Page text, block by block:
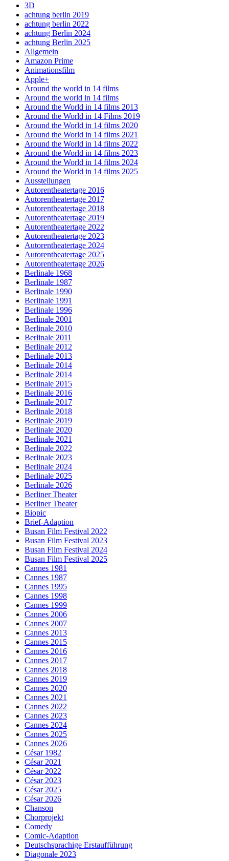
3D
achtung berlin 2019
achtung berlin 2022
achtung Berlin 2024
achtung Berlin 2025
Allgemein
Amazon Prime
Animationsfilm
Apple+
Around the world in 14 films
Around the world in 14 films
Around the World in 14 films 2013
Around the World in 14 Films 2019
Around the World in 14 films 2020
Around the World in 14 films 2021
Around the World in 14 films 2022
Around the World in 14 films 2023
Around the World in 14 films 2024
Around the World in 14 films 2025
Ausstellungen
Autorentheatertage 2016
Autorentheatertage 2017
Autorentheatertage 2018
Autorentheatertage 2019
Autorentheatertage 2022
Autorentheatertage 2023
Autorentheatertage 2024
Autorentheatertage 2025
Autorentheatertage 2026
Berlinale 1968
Berlinale 1987
Berlinale 1990
Berlinale 1991
Berlinale 1996
Berlinale 2001
Berlinale 2010
Berlinale 2011
Berlinale 2012
Berlinale 2013
Berlinale 2014
Berlinale 2014
Berlinale 2015
Berlinale 2016
Berlinale 2017
Berlinale 2018
Berlinale 2019
Berlinale 2020
Berlinale 2021
Berlinale 2022
Berlinale 2023
Berlinale 2024
Berlinale 2025
Berlinale 2026
Berliner Theater
Berliner Theater
Biopic
Brief-Adaption
Busan Film Festival 2022
Busan Film Festival 2023
Busan Film Festival 2024
Busan Film Festival 2025
Cannes 1981
Cannes 1987
Cannes 1995
Cannes 1998
Cannes 1999
Cannes 2006
Cannes 2007
Cannes 2013
Cannes 2015
Cannes 2016
Cannes 2017
Cannes 2018
Cannes 2019
Cannes 2020
Cannes 2021
Cannes 2022
Cannes 2023
Cannes 2024
Cannes 2025
Cannes 2026
César 1982
César 2021
César 2022
César 2023
César 2025
César 2026
Chanson
Chorprojekt
Comedy
Comic-Adaption
Deutschsprachige Erstaufführung
Diagonale 2023